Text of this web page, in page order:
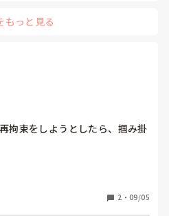
もこうならないように気をつけ
てしまうの……
もっと見る
拘束をしようとしたら、掴み掛
。
動けなくなってしまい、夜勤の
迷惑をかけてしまいました。
いてしまった、動けなかった自
2 ・ 09/05